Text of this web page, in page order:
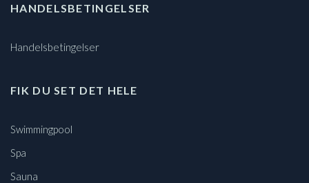
HANDELSBETINGELSER
Handelsbetingelser
FIK DU SET DET HELE
Swimmingpool
Spa
Sauna